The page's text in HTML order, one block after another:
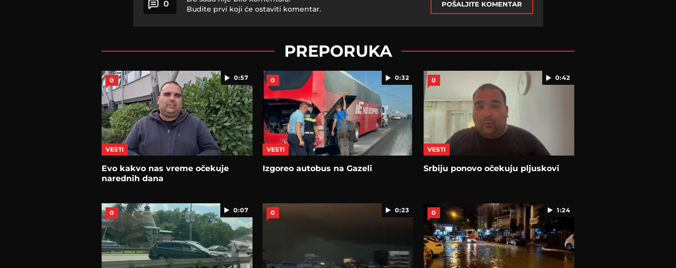
0
Budite prvi koji će ostaviti komentar.
POŠALJITE KOMENTAR
PREPORUKA
0:57
0
VESTI
Evo kakvo nas vreme očekuje
narednih dana
0:32
0
VESTI
Izgoreo autobus na Gazeli
0:42
0
VESTI
Srbiju ponovo očekuju pljuskovi
0:07
0 0:23
0 1:24
0